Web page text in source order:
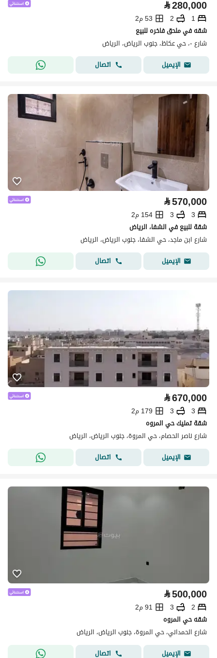
⃁280,000
1
2
53 م2
شقه في ملحق فاخره للبيع
شارع -، حي عكاظ، جنوب الرياض، الرياض
الإيميل
اتصال
⃁570,000
3
3
154 م2
شقة للبيع في الشفا، الرياض
شارع ابن ماجد، حي الشفا، جنوب الرياض، الرياض
الإيميل
اتصال
⃁670,000
3
3
179 م2
شقة تمليك حي المروه
شارع ناصر الحصام، حي المروة، جنوب الرياض، الرياض
الإيميل
اتصال
⃁500,000
2
3
91 م2
شقه حي المروه
شارع الحمداني، حي المروة، جنوب الرياض، الرياض
الإيميل
اتصال